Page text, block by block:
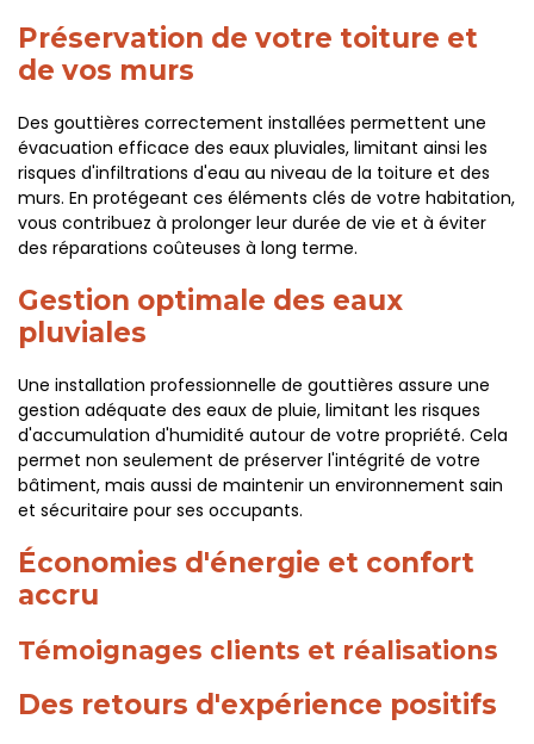
Préservation de votre toiture et
de vos murs
Des gouttières correctement installées permettent une
évacuation efficace des eaux pluviales, limitant ainsi les
risques d'infiltrations d'eau au niveau de la toiture et des
murs. En protégeant ces éléments clés de votre habitation,
vous contribuez à prolonger leur durée de vie et à éviter
des réparations coûteuses à long terme.
Gestion optimale des eaux
pluviales
Une installation professionnelle de gouttières assure une
gestion adéquate des eaux de pluie, limitant les risques
d'accumulation d'humidité autour de votre propriété. Cela
permet non seulement de préserver l'intégrité de votre
bâtiment, mais aussi de maintenir un environnement sain
et sécuritaire pour ses occupants.
Économies d'énergie et confort
accru
Témoignages clients et réalisations
Des retours d'expérience positifs